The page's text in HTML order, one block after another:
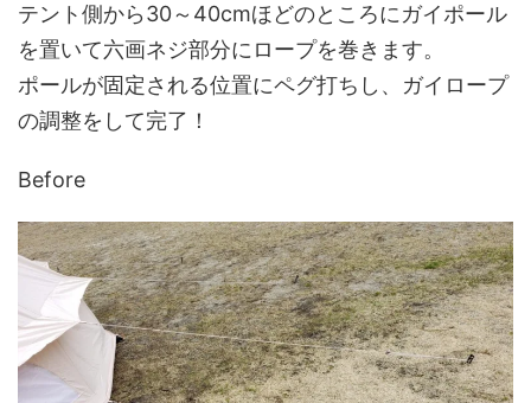
テント側から30～40cmほどのところにガイポール
を置いて六画ネジ部分にロープを巻きます。
ポールが固定される位置にペグ打ちし、ガイロープ
の調整をして完了！
Before